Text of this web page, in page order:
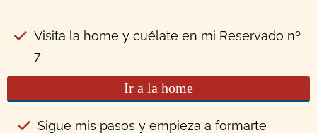
Visita la home y cuélate en mi Reservado nº
7
Ir a la home
Sigue mis pasos y empieza a formarte